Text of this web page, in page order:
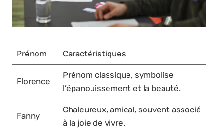
Prénom Caractéristiques
Florence
Prénom classique, symbolise
l’épanouissement et la beauté.
Fanny
Chaleureux, amical, souvent associé
à la joie de vivre.